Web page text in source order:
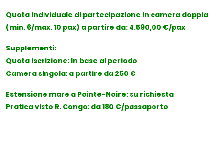
Quota individuale di partecipazione in camera doppia
(min. 6/max. 10 pax) a partire da: 4.590,00 €/pax
Supplementi:
Quota iscrizione: In base al periodo
Camera singola: a partire da 250 €
Estensione mare a Pointe-Noire: su richiesta
Pratica visto R. Congo: da 180 €/passaporto